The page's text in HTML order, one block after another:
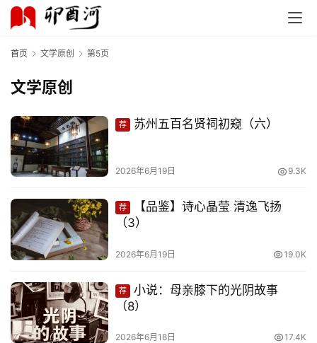
首
页
首页 文学原创 第5页
文学原创
荐 苏州五百名贤祠初窥（六）
2026年6月19日 9.3K
荐 【品鉴】诗心晶莹 清逸飞扬
（3）
2026年6月19日 19.0K
荐 小说：母亲膝下的光阴故事
（8）
2026年6月18日 17.4K